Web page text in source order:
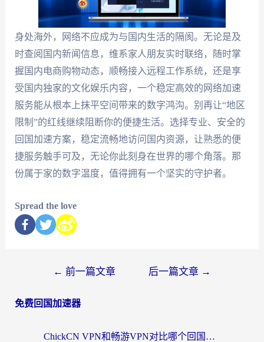
身处海外，网络不应成为与国内生活的隔阂。无论是及
时查阅国内新闻信息，维系家人朋友实时联络，随时掌
握国内电商购物动态，顺畅接入远程工作系统，还是享
受国内独家的文化娱乐内容，一个稳定高效的网络加速
服务能从根本上抹平空间带来的数字鸿沟。别再让“地区
限制”的红线继续阻断你的便捷生活。选择专业、安全的
回国加速方案，稳定流畅地访问国内资源，让熟悉的便
捷服务触手可及，无论你此刻身在世界的哪个角落。那
份属于家的数字温度，值得拥有一个坚实的守护者。
Spread the love
← 前一篇文章 后一篇文章 →
免费回国加速器
ChickCN VPN和畅游VPN对比哪个回国效果更好？海外党必看的回国加速器选择指南